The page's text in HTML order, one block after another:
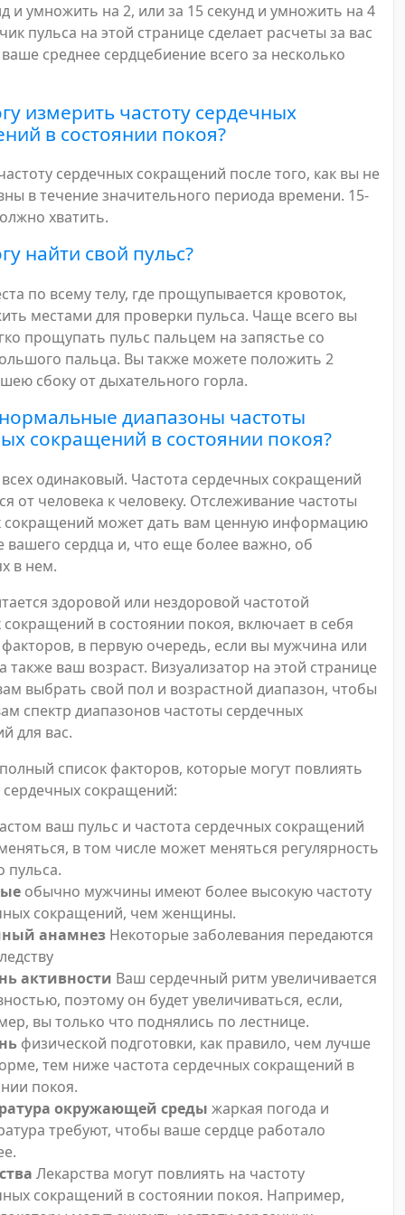
и умножить на 2, или за 15 секунд и умножить на 4
пульса на этой странице сделает расчеты за вас
среднее сердцебиение всего за несколько
измерить частоту сердечных
в состоянии покоя?
сердечных сокращений после того, как вы не
в течение значительного периода времени. 15-
хватить.
найти свой пульс?
по всему телу, где прощупывается кровоток,
местами для проверки пульса. Чаще всего вы
прощупать пульс пальцем на запястье со
пальца. Вы также можете положить 2
сбоку от дыхательного горла.
диапазоны частоты
сокращений в состоянии покоя?
одинаковый. Частота сердечных сокращений
от человека к человеку. Отслеживание частоты
сокращений может дать вам ценную информацию
вашего сердца и, что еще более важно, об
в нем.
здоровой или нездоровой частотой
в состоянии покоя, включает в себя
в первую очередь, если вы мужчина или
ваш возраст. Визуализатор на этой странице
выбрать свой пол и возрастной диапазон, чтобы
спектр диапазонов частоты сердечных
для вас.
список факторов, которые могут повлиять
сердечных сокращений:
ваш пульс и частота сердечных сокращений
в том числе может меняться регулярность
пульса.
обычно мужчины имеют более высокую частоту
сокращений, чем женщины.
анамнез Некоторые заболевания передаются
активности Ваш сердечный ритм увеличивается
поэтому он будет увеличиваться, если,
вы только что поднялись по лестнице.
физической подготовки, как правило, чем лучше
тем ниже частота сердечных сокращений в
покоя.
окружающей среды жаркая погода и
требуют, чтобы ваше сердце работало
Лекарства могут повлиять на частоту
сокращений в состоянии покоя. Например,